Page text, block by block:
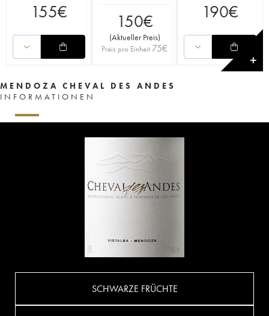
155€ 150€
(Aktueller Preis)
Preis pro Einheit 75€
190€
✕
MENDOZA CHEVAL DES ANDES
INFORMATIONEN
SCHWARZE FRÜCHTE